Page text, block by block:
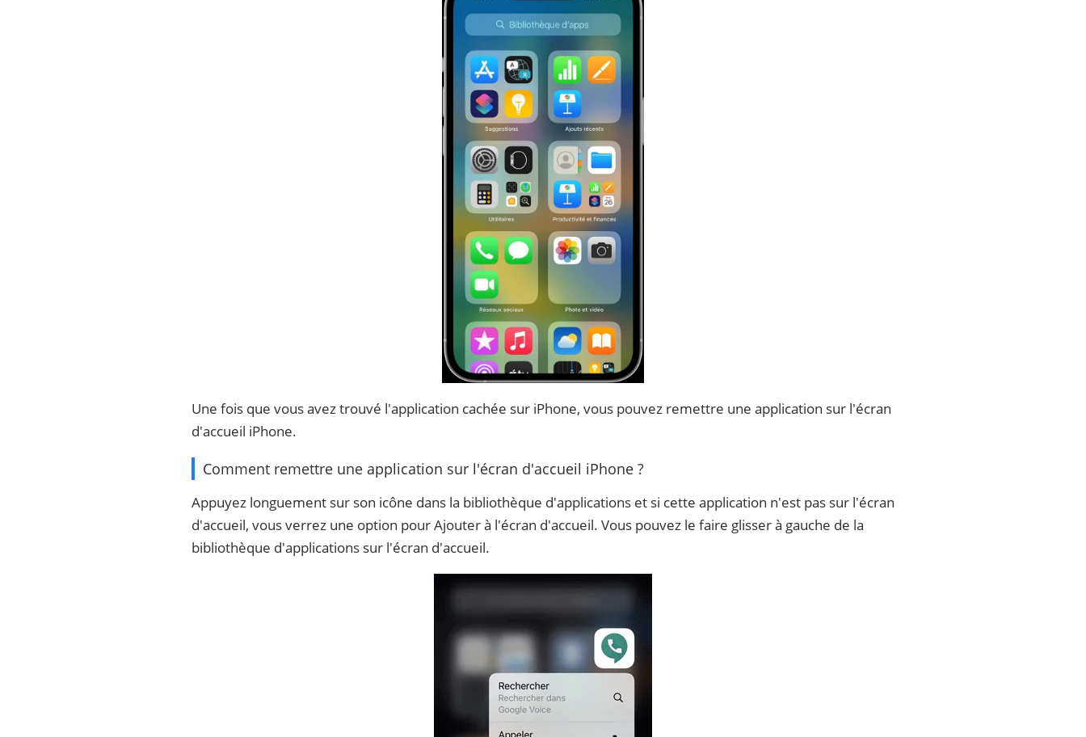
Une fois que vous avez trouvé l'application cachée sur iPhone, vous pouvez remettre une application sur l'écran
d'accueil iPhone.
Comment remettre une application sur l'écran d'accueil iPhone ?
Appuyez longuement sur son icône dans la bibliothèque d'applications et si cette application n'est pas sur l'écran
d'accueil, vous verrez une option pour Ajouter à l'écran d'accueil. Vous pouvez le faire glisser à gauche de la
bibliothèque d'applications sur l'écran d'accueil.